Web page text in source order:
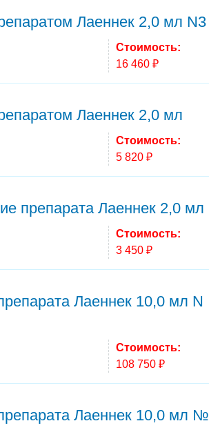
Лаеннек 2,0 мл N3
Стоимость:
16 460 ₽
Лаеннек 2,0 мл
Стоимость:
5 820 ₽
препарата Лаеннек 2,0 мл
Стоимость:
3 450 ₽
Лаеннек 10,0 мл N
Стоимость:
108 750 ₽
Лаеннек 10,0 мл